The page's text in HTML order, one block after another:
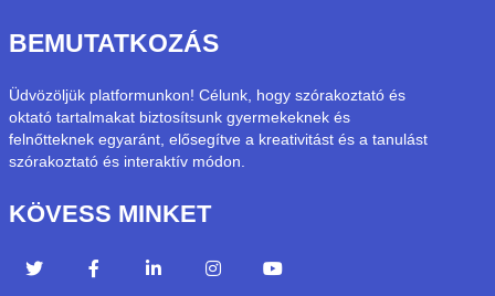
BEMUTATKOZÁS
Üdvözöljük platformunkon! Célunk, hogy szórakoztató és
oktató tartalmakat biztosítsunk gyermekeknek és
felnőtteknek egyaránt, elősegítve a kreativitást és a tanulást
szórakoztató és interaktív módon.
KÖVESS MINKET